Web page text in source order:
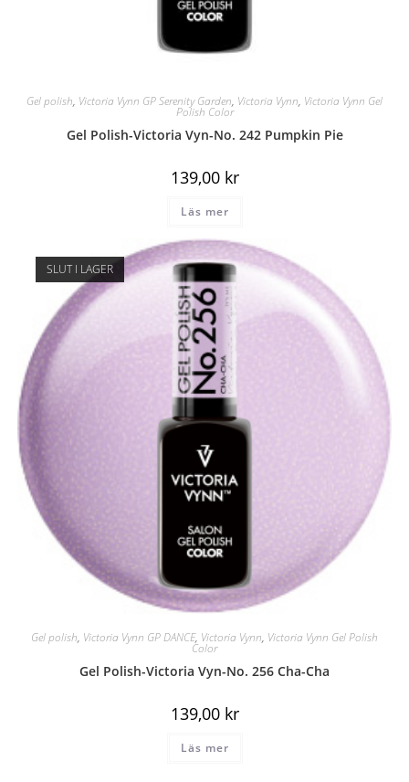
Gel polish, Victoria Vynn GP Serenity Garden, Victoria Vynn, Victoria Vynn Gel
Polish Color
Gel Polish-Victoria Vyn-No. 242 Pumpkin Pie
139,00 kr
Läs mer
SLUT I LAGER
Gel polish, Victoria Vynn GP DANCE, Victoria Vynn, Victoria Vynn Gel Polish
Color
Gel Polish-Victoria Vyn-No. 256 Cha-Cha
139,00 kr
Läs mer